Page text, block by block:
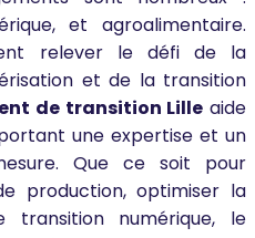
et agroalimentaire.
relever le défi de la
et de la transition
de transition Lille aide
une expertise et un
Que ce soit pour
production, optimiser la
transition numérique, le